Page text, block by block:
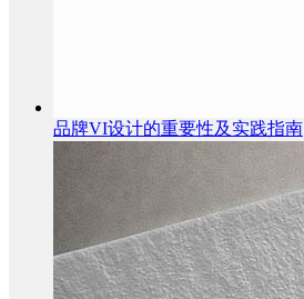
品牌VI设计的重要性及实践指南